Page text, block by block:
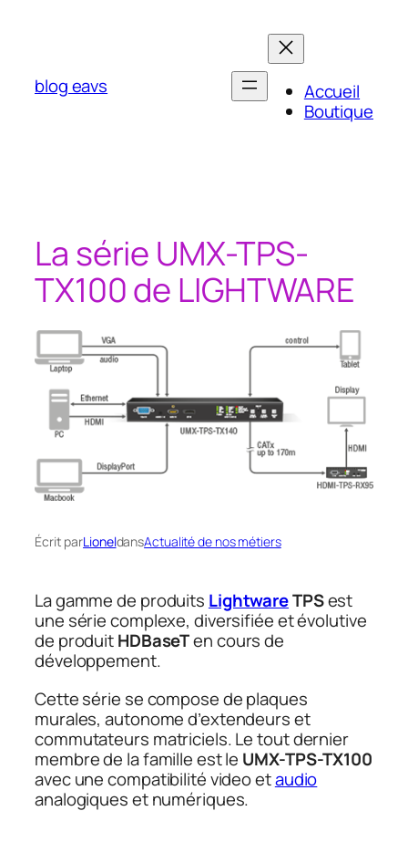
blog eavs
Accueil
Boutique
La série UMX-TPS-
TX100 de LIGHTWARE
Écrit parLioneldansActualité de nos métiers
La gamme de produits LightwareTPSest
une série complexe, diversifiée et évolutive
de produitHDBaseTen cours de
développement.
Cette série se compose de plaques
murales, autonome d’extendeurs et
commutateurs matriciels. Le tout dernier
membre de la famille est le UMX-TPS-TX100
avec une compatibilité video etaudio
analogiques et numériques.